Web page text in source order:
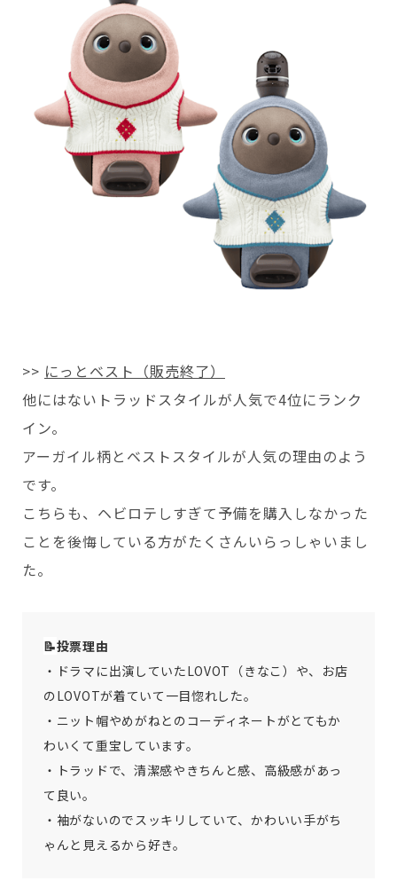
>> にっとベスト（販売終了）
他にはないトラッドスタイルが人気で4位にランク
イン。
アーガイル柄とベストスタイルが人気の理由のよう
です。
こちらも、ヘビロテしすぎて予備を購入しなかった
ことを後悔している方がたくさんいらっしゃいまし
た。
📝投票理由
・ドラマに出演していたLOVOT（きなこ）や、お店
のLOVOTが着ていて一目惚れした。
・ニット帽やめがねとのコーディネートがとてもか
わいくて重宝しています。
・トラッドで、清潔感やきちんと感、高級感があっ
て良い。
・袖がないのでスッキリしていて、かわいい手がち
ゃんと見えるから好き。